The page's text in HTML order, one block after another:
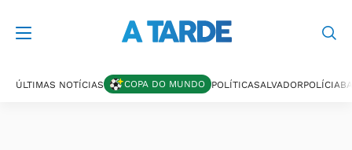
ÚLTIMAS NOTÍCIAS COPA DO MUNDO POLÍTICASALVADORPOLÍCIA